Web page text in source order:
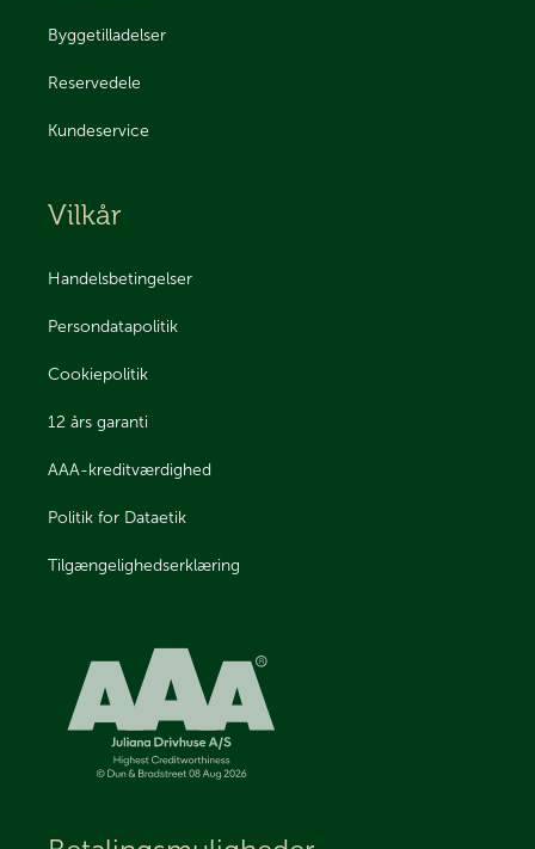
Byggetilladelser
Reservedele
Kundeservice
Vilkår
Handelsbetingelser
Persondatapolitik
Cookiepolitik
12 års garanti
AAA-kreditværdighed
Politik for Dataetik
Tilgængelighedserklæring